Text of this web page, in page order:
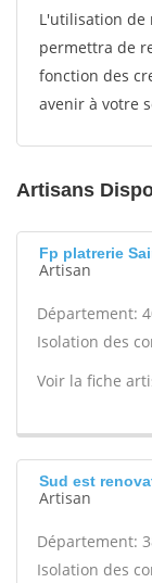
L'utilisation de
permettra de
fonction des
avenir à votre
Artisans
Fp platrerie
Artisan
Département:
Isolation des
Voir la fiche
Sud est
Artisan
Département:
Isolation des